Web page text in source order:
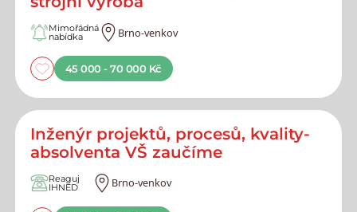
Mimořádná
nabídka Brno-venkov
45 000 - 70 000 Kč
Inženýr projektů, procesů, kvality-
absolventa VŠ zaučíme
Reaguj
IHNED Brno-venkov